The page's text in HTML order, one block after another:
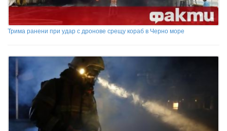
Трима ранени при удар с дронове срещу кораб в Черно море